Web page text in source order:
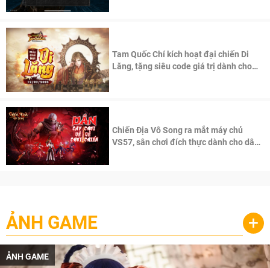
Tam Quốc Chí kích hoạt đại chiến Di
Lăng, tặng siêu code giá trị dành cho
Chiến Địa Vô Song ra mắt máy chủ
VS57, sân chơi đích thực dành cho dân
ẢNH GAME +
ẢNH GAME